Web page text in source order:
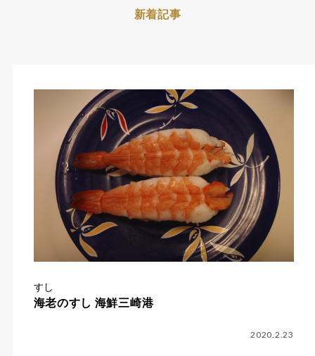
新着記事
すし
海老のすし 海鮮三崎港
2020.2.23